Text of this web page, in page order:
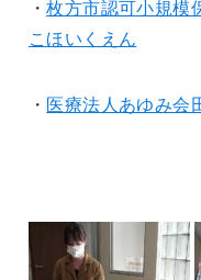
・枚方市認可小規模
こほいくえん
・ 医療法人あゆみ会